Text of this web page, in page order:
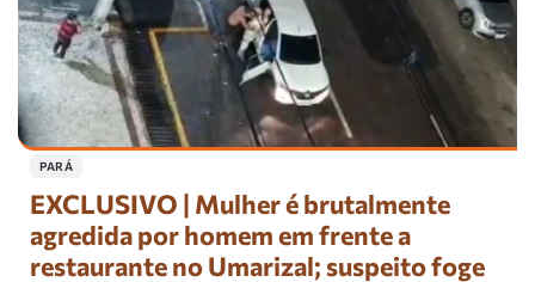
PARÁ
EXCLUSIVO | Mulher é brutalmente
agredida por homem em frente a
restaurante no Umarizal; suspeito foge